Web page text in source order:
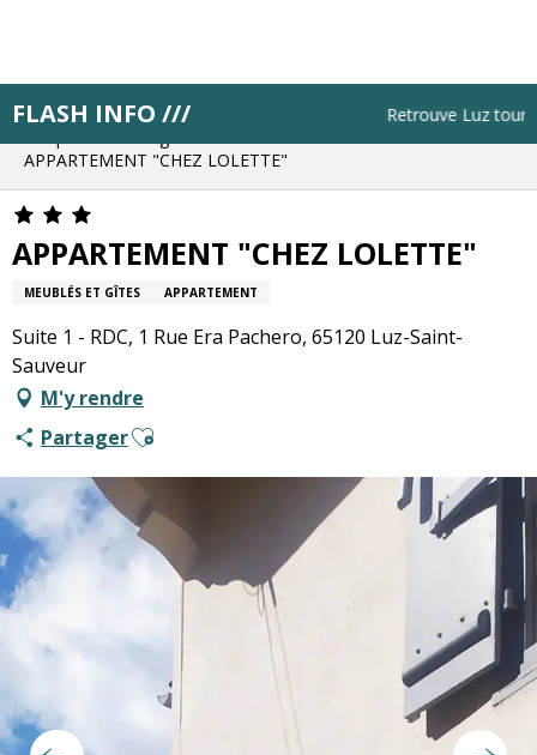
principal
FLASH INFO /// Retrouve Luz
Accueil
Résa pas à pas
APPARTEMENT "CHEZ LOLETTE"
APPARTEMENT "CHEZ LOLETTE"
MEUBLÉS ET GÎTES APPARTEMENT
Suite 1 - RDC, 1 Rue Era Pachero, 65120 Luz-Saint-
Sauveur
M'y rendre
PartagerAjouter aux favoris